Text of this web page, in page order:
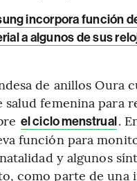
incorpora función
a algunos de sus
de anillos Oura
femenina para
el ciclo menstrual.
función para
y algunos
como parte de una